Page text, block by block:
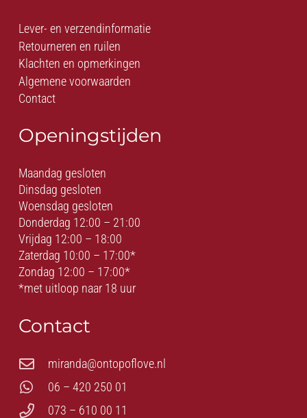
Lever- en verzendinformatie
Retourneren en ruilen
Klachten en opmerkingen
Algemene voorwaarden
Contact
Openingstijden
Maandag gesloten
Dinsdag gesloten
Woensdag gesloten
Donderdag 12:00 – 21:00
Vrijdag 12:00 – 18:00
Zaterdag 10:00 – 17:00*
Zondag 12:00 – 17:00*
*met uitloop naar 18 uur
Contact
miranda@ontopoflove.nl
06 – 420 250 01
073 – 610 00 11